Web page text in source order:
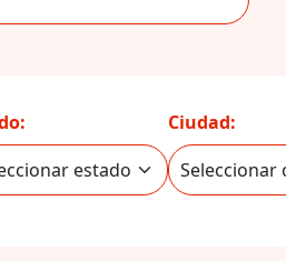
Ciudad: